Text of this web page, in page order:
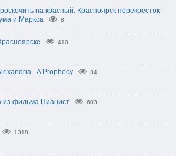
на красный. Красноярск перекрёсток
и Маркса
8
410
- A Prophecy 34
из фильма Пианист 603
1318